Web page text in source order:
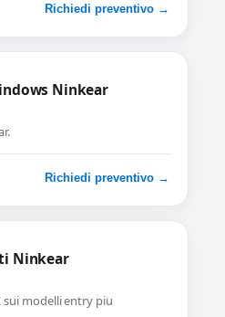
Richiedi preventivo →
Ninkear
Richiedi preventivo →
Ninkear
sui modelli entry piu